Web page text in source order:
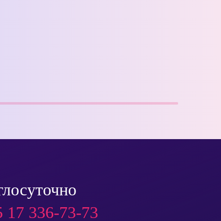
17 336-73-73